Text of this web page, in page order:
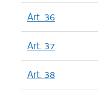
Art. 36
Art. 37
Art. 38